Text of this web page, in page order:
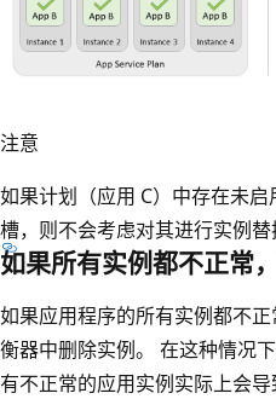
注意
如果计划（应用 C）中存在未
槽，则不会考虑对其进行实例替
如果所有实例都不正常
如果应用程序的所有实例都不
衡器中删除实例。 在这种情况
有不正常的应用实例实际上会导